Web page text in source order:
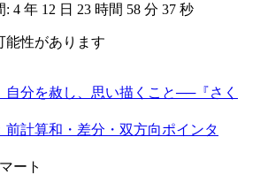
4 年 12 日 23 時間 58 分 39 秒
能性があります
自分を赦し、思い描くこと──『さく
前計算和・差分・双方向ポインタ
ート